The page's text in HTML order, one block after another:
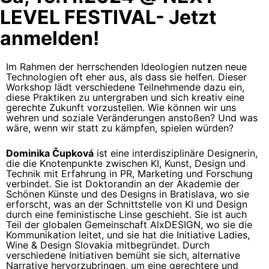
LEVEL FESTIVAL- Jetzt
anmelden!
Im Rahmen der herrschenden Ideologien nutzen neue
Technologien oft eher aus, als dass sie helfen. Dieser
Workshop lädt verschiedene Teilnehmende dazu ein,
diese Praktiken zu untergraben und sich kreativ eine
gerechte Zukunft vorzustellen. Wie können wir uns
wehren und soziale Veränderungen anstoßen? Und was
wäre, wenn wir statt zu kämpfen, spielen würden?
Dominika Čupková ist eine interdisziplinäre Designerin,
die die Knotenpunkte zwischen KI, Kunst, Design und
Technik mit Erfahrung in PR, Marketing und Forschung
verbindet. Sie ist Doktorandin an der Akademie der
Schönen Künste und des Designs in Bratislava, wo sie
erforscht, was an der Schnittstelle von KI und Design
durch eine feministische Linse geschieht. Sie ist auch
Teil der globalen Gemeinschaft AlxDESIGN, wo sie die
Kommunikation leitet, und sie hat die Initiative Ladies,
Wine & Design Slovakia mitbegründet. Durch
verschiedene Initiativen bemüht sie sich, alternative
Narrative hervorzubringen, um eine gerechtere und